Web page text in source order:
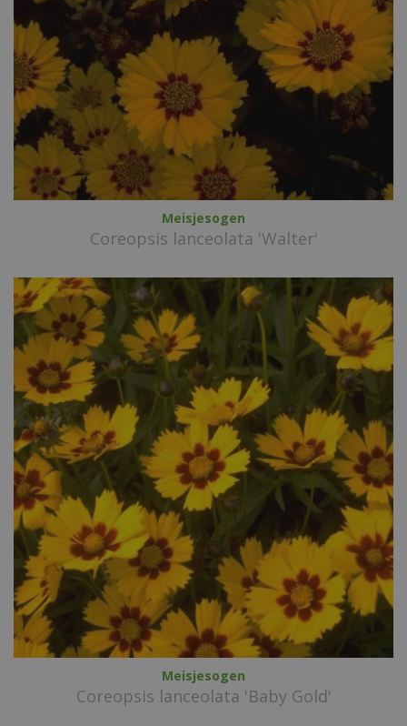
Meisjesogen
Coreopsis lanceolata 'Walter'
Meisjesogen
Coreopsis lanceolata 'Baby Gold'